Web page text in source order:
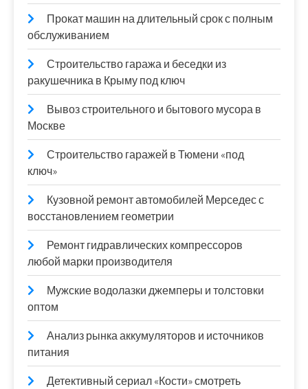
Прокат машин на длительный срок с полным
обслуживанием
Строительство гаража и беседки из
ракушечника в Крыму под ключ
Вывоз строительного и бытового мусора в
Москве
Строительство гаражей в Тюмени «под
ключ»
Кузовной ремонт автомобилей Мерседес с
восстановлением геометрии
Ремонт гидравлических компрессоров
любой марки производителя
Мужские водолазки джемперы и толстовки
оптом
Анализ рынка аккумуляторов и источников
питания
Детективный сериал «Кости» смотреть